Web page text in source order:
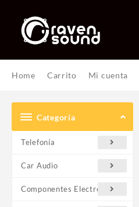
contenido
Home Carrito Mi cuenta
Categoría
Telefonía
Car Audio
Componentes Electrónicos